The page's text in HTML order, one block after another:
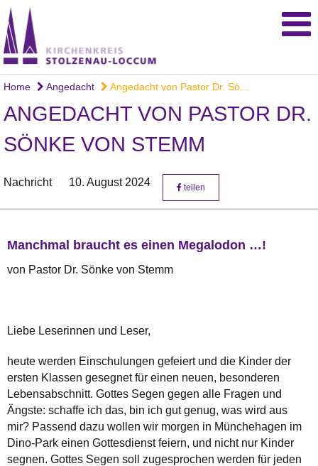
Home Angedacht Angedacht von Pastor Dr. Sö...
ANGEDACHT VON PASTOR DR.
SÖNKE VON STEMM
Nachricht 10. August 2024 teilen
Manchmal braucht es einen Megalodon …!
von Pastor Dr. Sönke von Stemm
Liebe Leserinnen und Leser,
heute werden Einschulungen gefeiert und die Kinder der
ersten Klassen gesegnet für einen neuen, besonderen
Lebensabschnitt. Gottes Segen gegen alle Fragen und
Ängste: schaffe ich das, bin ich gut genug, was wird aus
mir? Passend dazu wollen wir morgen in Münchehagen im
Dino-Park einen Gottesdienst feiern, und nicht nur Kinder
segnen. Gottes Segen soll zugesprochen werden für jeden